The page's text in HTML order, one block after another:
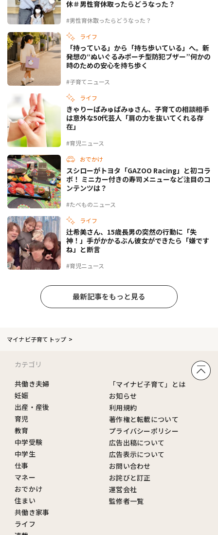
#男性育休取ったらどうなった？
休＃男性育休取ったらどうなった？
ライフ
#子育てニュース
「持っている」から「持ち歩いている」へ。新
発想の“ぬいぐるみポーチ型防犯ブザー”何かの
時のための安心を持ち歩く
ライフ
#育児ニュース
きゃりーぱみゅぱみゅさん、子育ての相談相手
は意外な50代芸人「肩の力を抜いてくれる存
在」
おでかけ
#たべものニュース
スシローがトヨタ「GAZOO Racing」と初コラ
ボ！ ミニカー付きの寿司メニューなど注目のコ
ンテンツは？
ライフ
#育児ニュース
辻希美さん、15歳長男の突然の行動に「失
神！」手がかかるぶん彼女ができたら「嫌です
ね」と断言
最新記事をもっと見る
マイナビ子育てトップ
カテゴリ
共働き夫婦
妊娠
出産・産後
育児
教育
中学受験
中学生
仕事
マネー
おでかけ
住まい
共働き家事
ライフ
「マイナビ子育て」とは
お知らせ
利用規約
著作権と転載について
プライバシーポリシー
広告出稿について
広告表示について
お問い合わせ
お詫びと訂正
運営会社
監修者一覧